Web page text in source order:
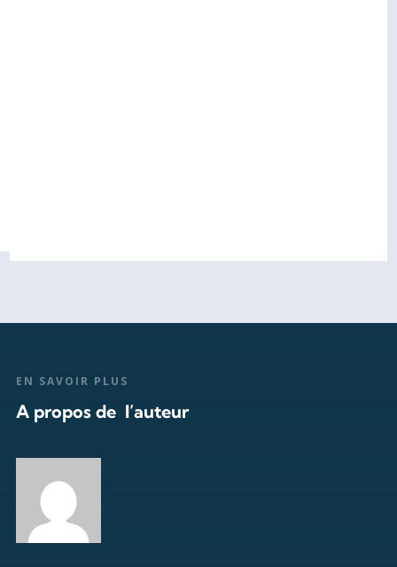
EN SAVOIR PLUS
A propos de l’auteur